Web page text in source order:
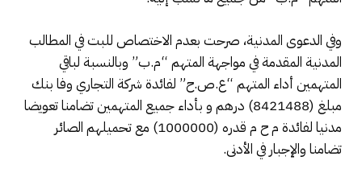
وفي الدعوى المدنية، صرحت بعدم الاختصاص للبت في المطالب
المدنية المقدمة في مواجهة المتهم “م.ب” وبالنسبة لباقي
المتهمين أداء المتهم “ع.ص.ح” لفائدة شركة التجاري وفا بنك
مبلغ (8421488) درهم و بأداء جميع المتهمين تضامنا تعويضا
مدنيا لفائدة م ح م قدره (1000000) مع تحميلهم الصائر
تضامنا والإجبار في الأدنى.